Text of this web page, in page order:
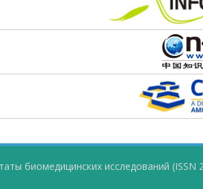
биомедицинских исследований (ISSN